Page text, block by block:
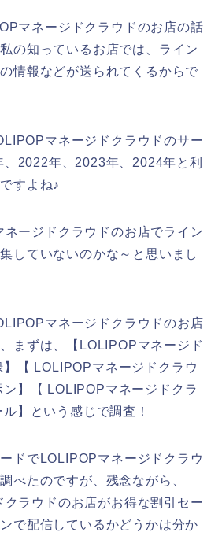
マネージドクラウドのお店の話
の知っているお店では、ライン
情報などが送られてくるからで
マネージドクラウドのサー
、2022年、2023年、2024年と利
すよね♪
ージドクラウドのお店でライン
していないのかな～と思いまし
マネージドクラウドのお店
まずは、【LOLIPOPマネージド
【 LOLIPOPマネージドクラウ
ン】【 LOLIPOPマネージドクラ
】という感じで調査！
ドでLOLIPOPマネージドクラウ
べたのですが、残念ながら、
クラウドのお店がお得な割引セー
で配信しているかどうかは分か